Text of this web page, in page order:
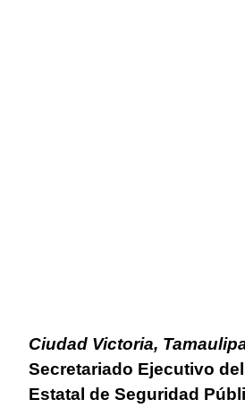
Ciudad Victoria,
Secretariado Ejecutivo
Estatal de Seguridad